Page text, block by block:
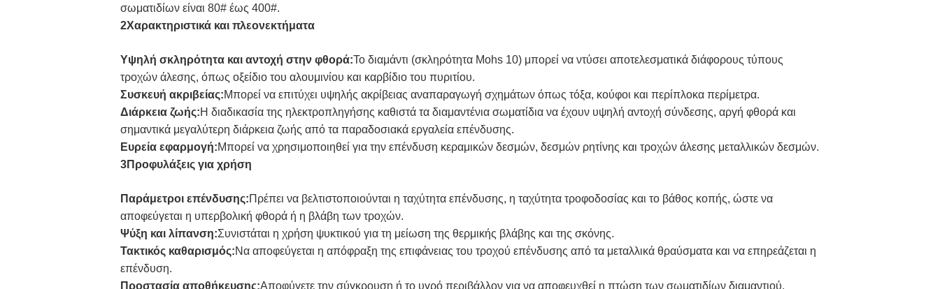
σωματιδίων είναι 80# έως 400#.
2Χαρακτηριστικά και πλεονεκτήματα
Υψηλή σκληρότητα και αντοχή στην φθορά:Το διαμάντι (σκληρότητα Mohs 10) μπορεί να ντύσει αποτελεσματικά διάφορους τύπους
τροχών άλεσης, όπως οξείδιο του αλουμινίου και καρβίδιο του πυριτίου.
Συσκευή ακριβείας:Μπορεί να επιτύχει υψηλής ακρίβειας αναπαραγωγή σχημάτων όπως τόξα, κούφοι και περίπλοκα περίμετρα.
Διάρκεια ζωής:Η διαδικασία της ηλεκτροπληγήσης καθιστά τα διαμαντένια σωματίδια να έχουν υψηλή αντοχή σύνδεσης, αργή φθορά και
σημαντικά μεγαλύτερη διάρκεια ζωής από τα παραδοσιακά εργαλεία επένδυσης.
Ευρεία εφαρμογή:Μπορεί να χρησιμοποιηθεί για την επένδυση κεραμικών δεσμών, δεσμών ρητίνης και τροχών άλεσης μεταλλικών δεσμών.
3Προφυλάξεις για χρήση
Παράμετροι επένδυσης:Πρέπει να βελτιστοποιούνται η ταχύτητα επένδυσης, η ταχύτητα τροφοδοσίας και το βάθος κοπής, ώστε να
αποφεύγεται η υπερβολική φθορά ή η βλάβη των τροχών.
Ψύξη και λίπανση:Συνιστάται η χρήση ψυκτικού για τη μείωση της θερμικής βλάβης και της σκόνης.
Τακτικός καθαρισμός:Να αποφεύγεται η απόφραξη της επιφάνειας του τροχού επένδυσης από τα μεταλλικά θραύσματα και να επηρεάζεται η
επένδυση.
Προστασία αποθήκευσης:Αποφύγετε την σύγκρουση ή το υγρό περιβάλλον για να αποφευχθεί η πτώση των σωματιδίων διαμαντιού.